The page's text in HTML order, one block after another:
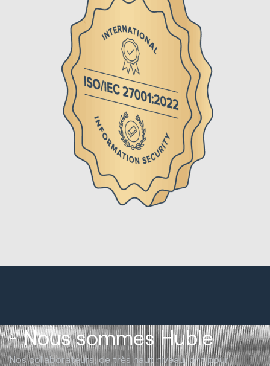
Nous sommes Huble
Nos collaborateurs, de très haut niveau, ont pour